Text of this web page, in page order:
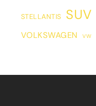
STELLANTIS SUV
VOLKSWAGEN VW